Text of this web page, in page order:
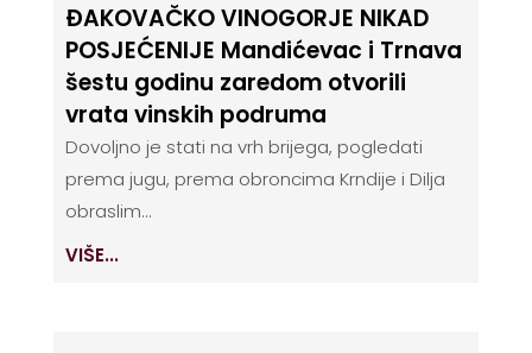
ĐAKOVAČKO VINOGORJE NIKAD
POSJEĆENIJE Mandićevac i Trnava
šestu godinu zaredom otvorili
vrata vinskih podruma
Dovoljno je stati na vrh brijega, pogledati
prema jugu, prema obroncima Krndije i Dilja
obraslim...
VIŠE...